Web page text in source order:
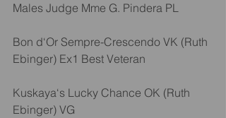
Males Judge Mme G. Pindera PL
Bon d‘Or Sempre-Crescendo VK (Ruth
Ebinger) Ex1 Best Veteran
Kuskaya‘s Lucky Chance OK (Ruth
Ebinger) VG